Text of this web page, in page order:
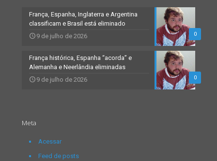
0
França, Espanha, Inglaterra e Argentina
classificam e Brasil está eliminado
9 de julho de 2026
0
França histórica, Espanha “acorda” e
Alemanha e Neerlândia eliminadas
9 de julho de 2026
Meta
Acessar
Feed de posts